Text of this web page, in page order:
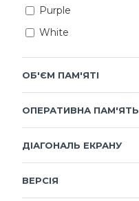
ВЕРСІЯ
ОБ'ЄМ ПАМ'ЯТІ
ОПЕРАТИВНА ПАМ'ЯТЬ
ДІАГОНАЛЬ ЕКРАНУ
Purple
White